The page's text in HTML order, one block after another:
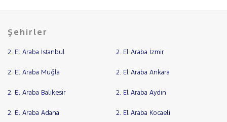
Şehirler
2. El Araba İstanbul 2. El Araba İzmir
2. El Araba Muğla 2. El Araba Ankara
2. El Araba Balıkesir 2. El Araba Aydın
2. El Araba Adana 2. El Araba Kocaeli